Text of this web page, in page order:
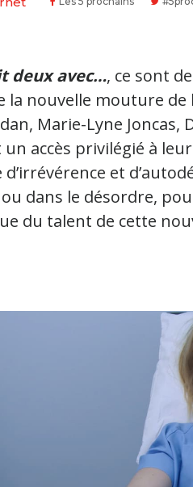
deux avec…, ce sont
la nouvelle mouture de
Marie-Lyne Joncas,
accès privilégié à
et
ou dans le désordre,
du talent de cette